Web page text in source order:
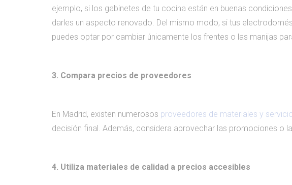
ejemplo, si los gabinetes de tu cocina están en buenas
darles un aspecto renovado. Del mismo modo, si tus
puedes optar por cambiar únicamente los frentes o las manijas
3. Compara precios de proveedores
En Madrid, existen numerosos proveedores de materiales y
decisión final. Además, considera aprovechar las promociones o
4. Utiliza materiales de calidad a precios accesibles